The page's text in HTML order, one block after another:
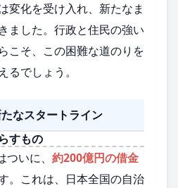
変化を受け入れ、新たなま
ました。行政と住民の強い
こそ、この困難な道のりを
るでしょう。
たなスタートライン
すもの
いに、 約200億円の借金
。これは、日本全国の自治